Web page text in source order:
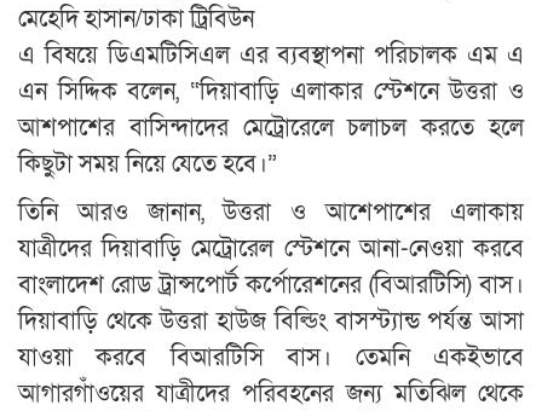
মেহেদি হাসান/ঢাকা ট্রিবিউন
এ বিষয়ে ডিএমটিসিএল এর ব্যবস্থাপনা পরিচালক এম এ
এন সিদ্দিক বলেন, “দিয়াবাড়ি এলাকার স্টেশনে উত্তরা ও
আশপাশের বাসিন্দাদের মেট্রোরেলে চলাচল করতে হলে
কিছুটা সময় নিয়ে যেতে হবে।”
তিনি আরও জানান, উত্তরা ও আশেপাশের এলাকায়
যাত্রীদের দিয়াবাড়ি মেট্রোরেল স্টেশনে আনা-নেওয়া করবে
বাংলাদেশ রোড ট্রান্সপোর্ট কর্পোরেশনের (বিআরটিসি) বাস।
দিয়াবাড়ি থেকে উত্তরা হাউজ বিল্ডিং বাসস্ট্যান্ড পর্যন্ত আসা
যাওয়া করবে বিআরটিসি বাস। তেমনি একইভাবে
আগারগাঁওয়ের যাত্রীদের পরিবহনের জন্য মতিঝিল থেকে